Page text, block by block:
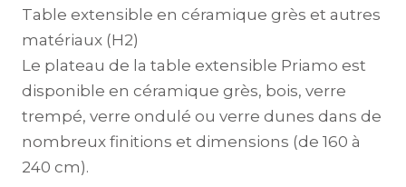
Table extensible en céramique grès et autres
matériaux (H2)
Le plateau de la table extensible Priamo est
disponible en céramique grès, bois, verre
trempé, verre ondulé ou verre dunes dans de
nombreux finitions et dimensions (de 160 à
240 cm).